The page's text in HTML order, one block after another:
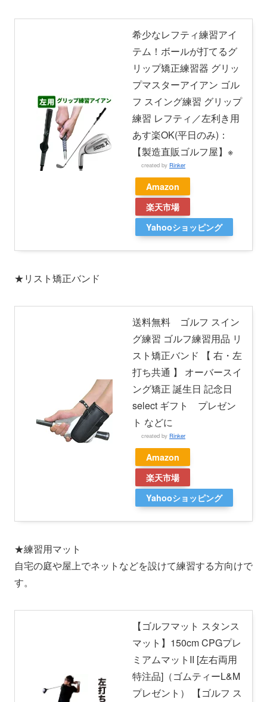
希少なレフティ練習アイ
テム！ボールが打てるグ
リップ矯正練習器 グリッ
プマスターアイアン ゴル
フ スイング練習 グリップ
練習 レフティ／左利き用
あす楽OK(平日のみ)：
【製造直販ゴルフ屋】※
created by Rinker
Amazon
楽天市場
Yahooショッピング
★リスト矯正バンド
送料無料 ゴルフ スイン
グ練習 ゴルフ練習用品 リ
スト矯正バンド 【 右・左
打ち共通 】 オーバースイ
ング矯正 誕生日 記念日
select ギフト プレゼン
ト などに
created by Rinker
Amazon
楽天市場
Yahooショッピング
★練習用マット
自宅の庭や屋上でネットなどを設けて練習する方向けで
す。
【ゴルフマット スタンス
マット】150cm CPGプレ
ミアムマットII [左右両用
特注品]（ゴムティーL&M
プレゼント） 【ゴルフ ス